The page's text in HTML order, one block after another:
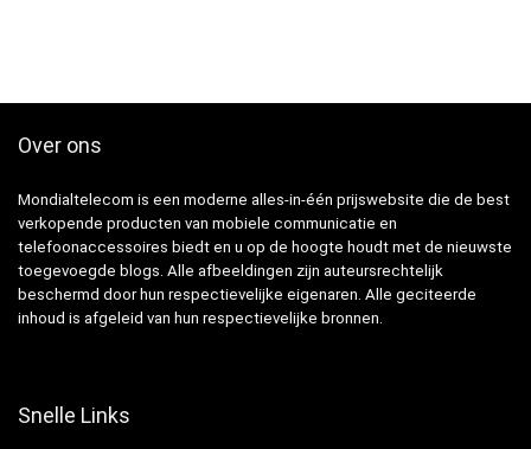
Over ons
Mondialtelecom is een moderne alles-in-één prijswebsite die de best
verkopende producten van mobiele communicatie en
telefoonaccessoires biedt en u op de hoogte houdt met de nieuwste
toegevoegde blogs. Alle afbeeldingen zijn auteursrechtelijk
beschermd door hun respectievelijke eigenaren. Alle geciteerde
inhoud is afgeleid van hun respectievelijke bronnen.
Snelle Links